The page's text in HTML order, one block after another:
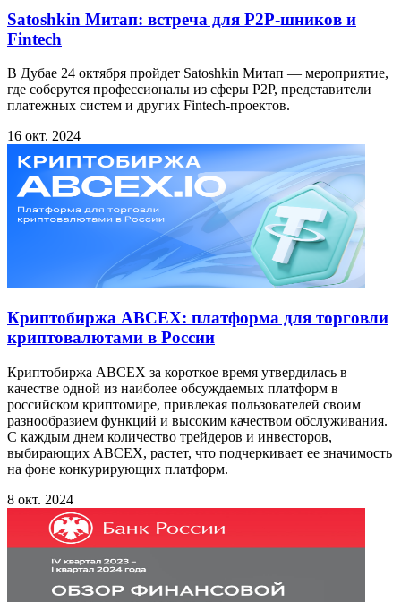
Satoshkin Митап: встреча для P2P-шников и
Fintech
В Дубае 24 октября пройдет Satoshkin Митап — мероприятие,
где соберутся профессионалы из сферы P2P, представители
платежных систем и других Fintech-проектов.
16 окт. 2024
Криптобиржа ABCEX: платформа для торговли
криптовалютами в России
Криптобиржа ABCEX за короткое время утвердилась в
качестве одной из наиболее обсуждаемых платформ в
российском криптомире, привлекая пользователей своим
разнообразием функций и высоким качеством обслуживания.
С каждым днем количество трейдеров и инвесторов,
выбирающих ABCEX, растет, что подчеркивает ее значимость
на фоне конкурирующих платформ.
8 окт. 2024